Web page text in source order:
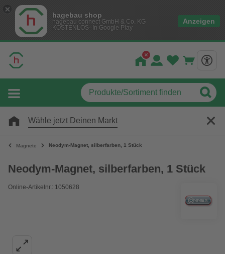
hagebau shop
hagebau connect GmbH & Co. KG
KOSTENLOS- In Google Play
Anzeigen
Wähle jetzt Deinen Markt
Magnete Neodym-Magnet, silberfarben, 1 Stück
Neodym-Magnet, silberfarben, 1 Stück
Online-Artikelnr.: 1050628